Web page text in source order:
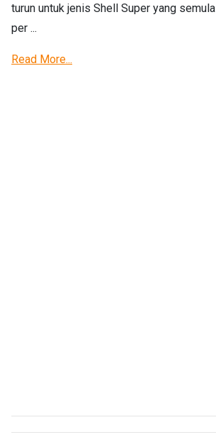
turun untuk jenis Shell Super yang
per ...
Read More...